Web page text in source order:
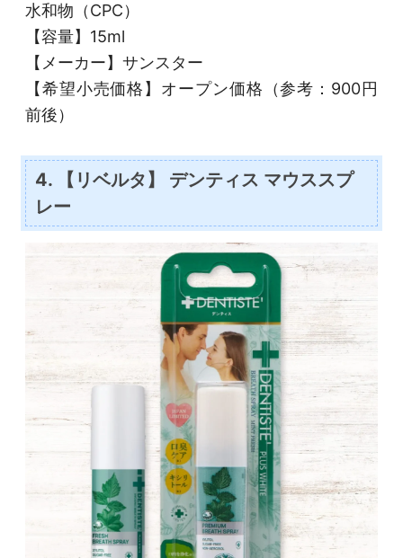
水和物（CPC）
【容量】15ml
【メーカー】サンスター
【希望小売価格】オープン価格（参考：900円
前後）
4. 【リベルタ】 デンティス マウススプ
レー